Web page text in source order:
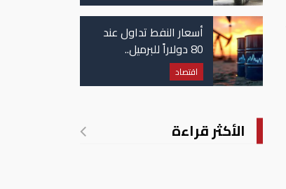
أسعار النفط تداول عند
80 دولاراً للبرميل..
وتراجع الأسهم
الأمريكية
اقتصاد
الأكثر قراءة